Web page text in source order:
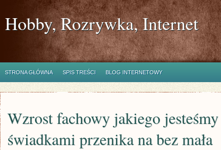
Hobby, Rozrywka, Internet
STRONA GŁÓWNA SPIS TREŚCI BLOG INTERNETOWY
Wzrost fachowy jakiego
świadkami przenika na bez mała